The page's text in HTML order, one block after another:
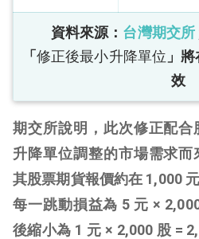
資料來源： 台灣期交所
「 修正後最小升降單位 」
效
期交所說明，此次修正配
升降單位調整的市場需求
其股票期貨報價約在 1,000
每一跳動損益為 5 元 ×
後縮小為 1 元 × 2,000 股 =